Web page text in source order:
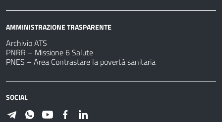
AMMINISTRAZIONE TRASPARENTE
Archivio ATS
PNRR – Missione 6 Salute
PNES – Area Contrastare la povertà sanitaria
SOCIAL